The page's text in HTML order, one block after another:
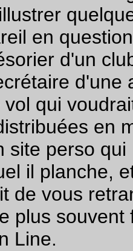
en
d'un
qui
en
site perso
il planche,
de vous
plus
Line.